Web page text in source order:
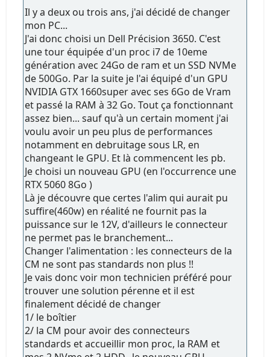
Il y a deux ou trois ans, j'ai décidé de changer
mon PC...
J'ai donc choisi un Dell Précision 3650. C'est
une tour équipée d'un proc i7 de 10eme
génération avec 24Go de ram et un SSD NVMe
de 500Go. Par la suite je l'ai équipé d'un GPU
NVIDIA GTX 1660super avec ses 6Go de Vram
et passé la RAM à 32 Go. Tout ça fonctionnant
assez bien... sauf qu'à un certain moment j'ai
voulu avoir un peu plus de performances
notamment en debruitage sous LR, en
changeant le GPU. Et là commencent les pb.
Je choisi un nouveau GPU (en l'occurrence une
RTX 5060 8Go )
Là je découvre que certes l'alim qui aurait pu
suffire(460w) en réalité ne fournit pas la
puissance sur le 12V, d'ailleurs le connecteur
ne permet pas le branchement...
Changer l'alimentation : les connecteurs de la
CM ne sont pas standards non plus !!
Je vais donc voir mon technicien préféré pour
trouver une solution pérenne et il est
finalement décidé de changer
1/ le boîtier
2/ la CM pour avoir des connecteurs
standards et accueillir mon proc, la RAM et